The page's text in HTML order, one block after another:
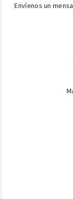
Envíenos un